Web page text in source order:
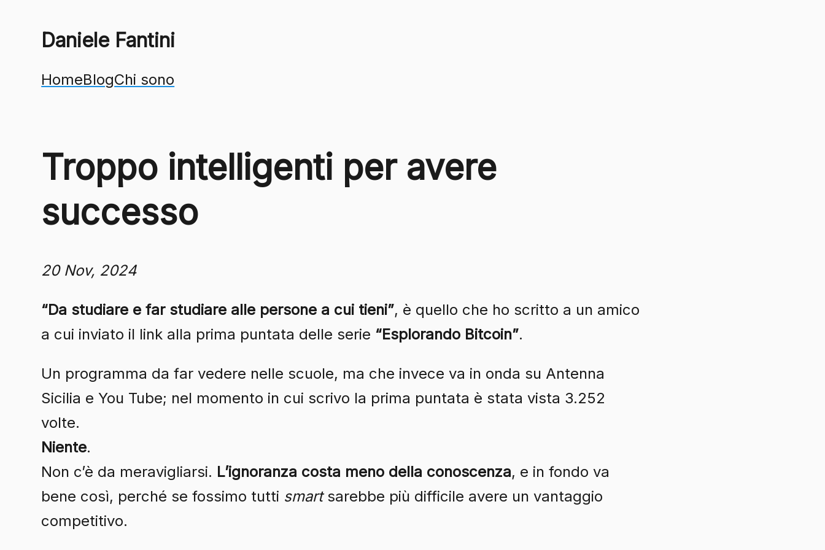
Daniele Fantini
HomeBlogChi sono
Troppo intelligenti per avere
successo
20 Nov, 2024
“Da studiare e far studiare alle persone a cui tieni”, è quello che ho scritto a un amico
a cui inviato il link alla prima puntata delle serie “Esplorando Bitcoin”.
Un programma da far vedere nelle scuole, ma che invece va in onda su Antenna
Sicilia e You Tube; nel momento in cui scrivo la prima puntata è stata vista 3.252
volte.
Niente.
Non c’è da meravigliarsi. L’ignoranza costa meno della conoscenza, e in fondo va
bene così, perché se fossimo tutti smartsarebbe più difficile avere un vantaggio
competitivo.